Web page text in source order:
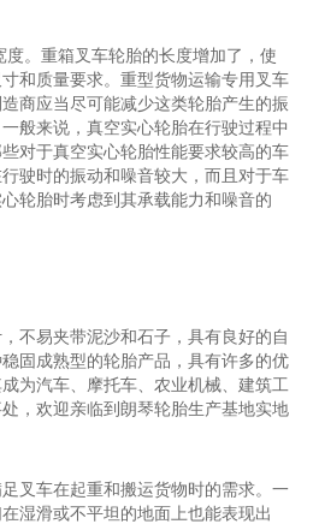
。重箱叉车轮胎的长度增加了，使
和质量要求。重型货物运输专用叉车
商应当尽可能减少这类轮胎产生的振
般来说，真空实心轮胎在行驶过程中
对于真空实心轮胎性能要求较高的车
驶时的振动和噪音较大，而且对于车
轮胎时考虑到其承载能力和噪音的
不易夹带泥沙和石子，具有良好的自
固成熟型的轮胎产品，具有许多的优
为汽车、摩托车、农业机械、建筑工
，欢迎亲临到朗琴轮胎生产基地实地
叉车在起重和搬运货物时的需求。一
湿滑或不平坦的地面上也能表现出